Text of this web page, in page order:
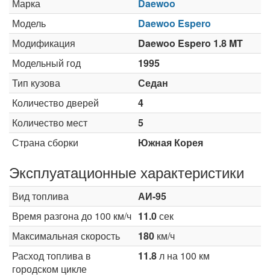
Марка
Daewoo
Модель
Daewoo Espero
Модификация
Daewoo Espero 1.8 MT
Модельный год
1995
Тип кузова
Седан
Количество дверей
4
Количество мест
5
Страна сборки
Южная Корея
Эксплуатационные характеристики
Вид топлива
АИ-95
Время разгона до 100 км/ч 11.0сек
Максимальная скорость
180 км/ч
Расход топлива в
городском цикле
11.8л на 100 км